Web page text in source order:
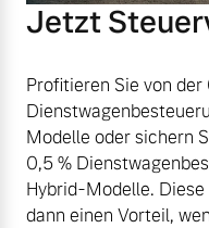
Jetzt
Profitieren Sie von der
Modelle oder sichern
0,5 %
Hybrid-Modelle.
dann einen Vorteil,